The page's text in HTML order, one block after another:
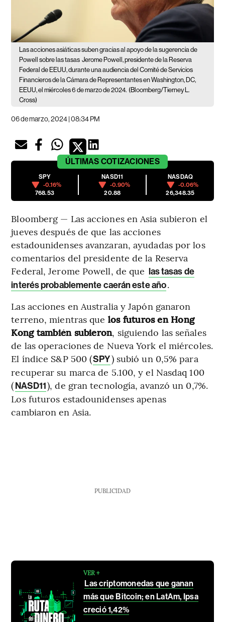
Las acciones asiáticas suben gracias al apoyo de la sugerencia de
Powell sobre las tasas Jerome Powell, presidente de la Reserva
Federal de EEUU, durante una audiencia del Comité de Servicios
Financieros de la Cámara de Representantes en Washington, DC,
EEUU, el miércoles 6 de marzo de 2024. (Bloomberg/Tierney L.
Cross)
06 de marzo, 2024 | 08:34 PM
ÚLTIMAS COTIZACIONES
SPY
-0.16%
768.53
NASD11
-0.90%
20.88
NASDAQ
-0.06%
26,348.35
Bloomberg — Las acciones en Asia subieron el
jueves después de que las acciones
estadounidenses avanzaran, ayudadas por los
comentarios del presidente de la Reserva
Federal, Jerome Powell, de que las tasas de
interés probablemente caerán este año.
Las acciones en Australia y Japón ganaron
terreno, mientras que los futuros en Hong
Kong también subieron, siguiendo las señales
de las operaciones de Nueva York el miércoles.
El índice S&P 500 (SPY) subió un 0,5% para
recuperar su marca de 5.100, y el Nasdaq 100
(NASD11), de gran tecnología, avanzó un 0,7%.
Los futuros estadounidenses apenas
cambiaron en Asia.
PUBLICIDAD
VER +
Las criptomonedas que ganan
más que Bitcoin; en LatAm, Ipsa
creció 1,42%